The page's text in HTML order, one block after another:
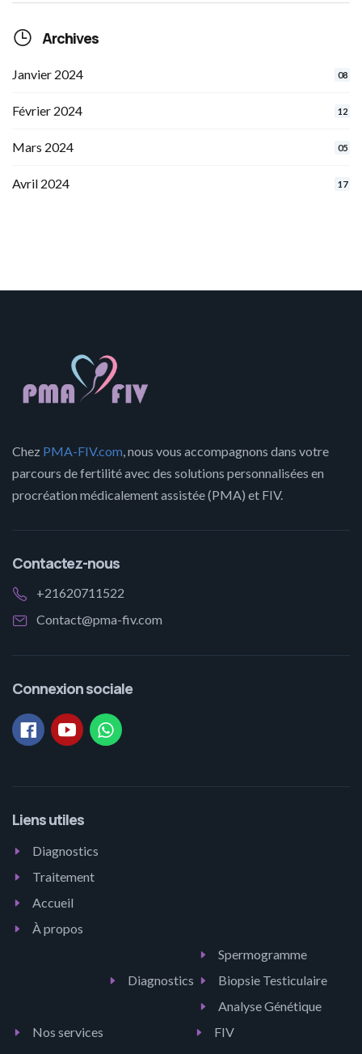
Archives
Janvier 2024 08
Février 2024 12
Mars 2024 05
Avril 2024 17
Chez PMA-FIV.com , nous vous accompagnons dans votre
parcours de fertilité avec des solutions personnalisées en
procréation médicalement assistée (PMA) et FIV.
Contactez-nous
+21620711522
Contact@pma-fiv.com
Connexion sociale
Liens utiles
Diagnostics
Traitement
Accueil
À propos
Nos services
Diagnostics
Spermogramme
Biopsie Testiculaire
Analyse Génétique
FIV